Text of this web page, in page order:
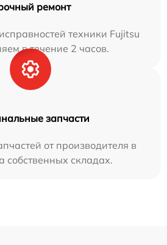
ремонт
техники Fujitsu
в течение 2 часов.
запчасти
от производителя в
собственных складах.